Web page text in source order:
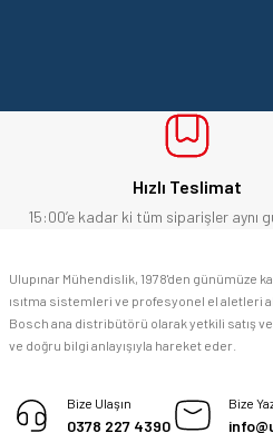
Bosch marka alet alacaksam kesinlikle
M... K... | 04/05/2026
Hızlı Teslimat
15:00’e kadar ki tüm siparişler aynı
Ulupınar Mühendislik, 1978'den günümüze
ısıtma sistemleri ve profesyonel el aletleri
Bosch ana distribütörü olarak yetkili satış
ve doğru bilgi anlayışıyla hareket eder.
Bize Ulaşın
0378 227 4390
Bize